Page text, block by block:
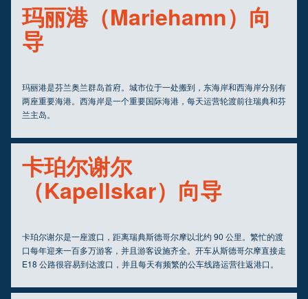
玛丽港（Mariehamn）向
导
玛丽港是芬兰奥兰群岛首府。城市位于一处搬到，东海岸和西海岸分别有
两座重要海港。西海岸是一个重要国际海港，每天运营轮渡前往瑞典和芬
兰主岛。
卡珀尔谢尔
（Kapellskar）向导
卡珀尔谢尔是一座渡口，距离瑞典斯德哥尔摩以北约 90 公里。繁忙的渡
口每年迎来一百多万游客，并且游客设施齐全。开车从斯德哥尔摩直接走
E18 公路很容易到达渡口，并且每天有频繁的公车线路运营往返港口。